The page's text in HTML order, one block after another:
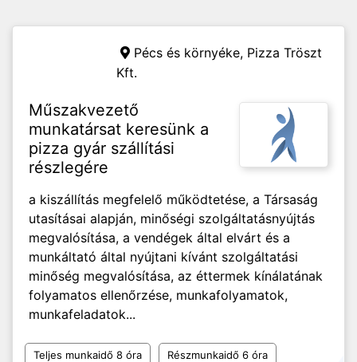
Pécs és környéke, Pizza Tröszt
Kft.
Műszakvezető
munkatársat keresünk a
pizza gyár szállítási
részlegére
a kiszállítás megfelelő működtetése, a Társaság
utasításai alapján, minőségi szolgáltatásnyújtás
megvalósítása, a vendégek által elvárt és a
munkáltató által nyújtani kívánt szolgáltatási
minőség megvalósítása, az éttermek kínálatának
folyamatos ellenőrzése, munkafolyamatok,
munkafeladatok...
Teljes munkaidő 8 óra Részmunkaidő 6 óra